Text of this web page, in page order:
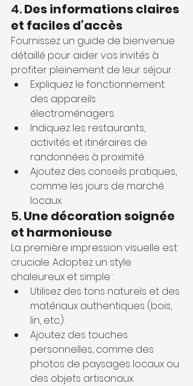
4. Des informations claires
et faciles d’accès
Fournissez un guide de bienvenue
détaillé pour aider vos invités à
profiter pleinement de leur séjour :
Expliquez le fonctionnement
des appareils
électroménagers.
Indiquez les restaurants,
activités et itinéraires de
randonnées à proximité.
Ajoutez des conseils pratiques,
comme les jours de marché
locaux.
5. Une décoration soignée
et harmonieuse
La première impression visuelle est
cruciale. Adoptez un style
chaleureux et simple :
Utilisez des tons naturels et des
matériaux authentiques (bois,
lin, etc.).
Ajoutez des touches
personnelles, comme des
photos de paysages locaux ou
des objets artisanaux.